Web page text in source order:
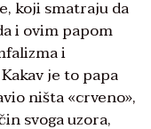
koji smatraju da
i ovim papom
i
je to papa
ništa «crveno»,
svoga uzora,